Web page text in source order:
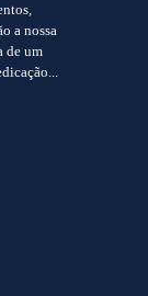
a nossa
de um